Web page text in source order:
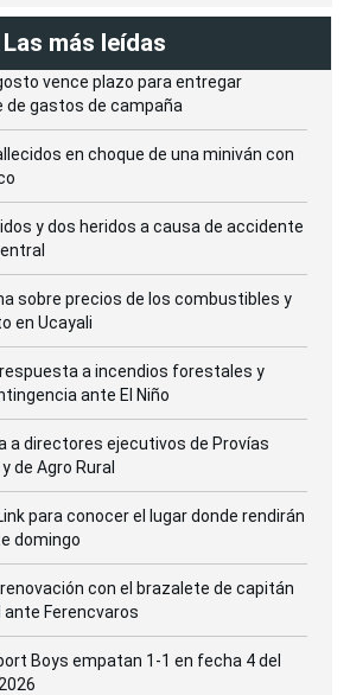
Las más leídas
vence plazo para entregar
de gastos de campaña
en choque de una miniván con
y dos heridos a causa de accidente
sobre precios de los combustibles y
en Ucayali
a incendios forestales y
ante El Niño
a directores ejecutivos de Provías
de Agro Rural
para conocer el lugar donde rendirán
domingo
con el brazalete de capitán
ante Ferencvaros
Boys empatan 1-1 en fecha 4 del